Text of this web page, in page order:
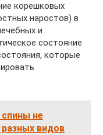
корешковых
наростов) в
и
состояние
которые
спины не
разных видов